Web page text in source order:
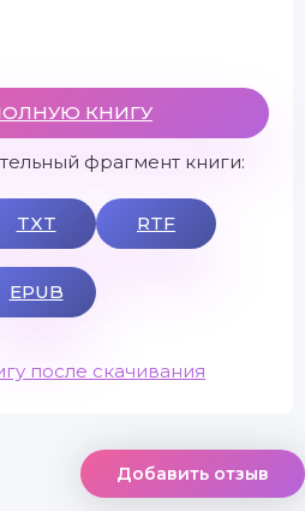
КНИГУ
фрагмент книги:
TXT RTF
EPUB
после скачивания
Добавить отзыв